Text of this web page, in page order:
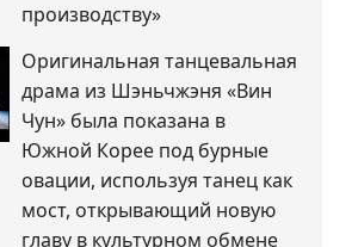
производству»
Оригинальная танцевальная
драма из Шэньчжэня «Вин
Чун» была показана в
Южной Корее под бурные
овации, используя танец как
мост, открывающий новую
главу в культурном обмене